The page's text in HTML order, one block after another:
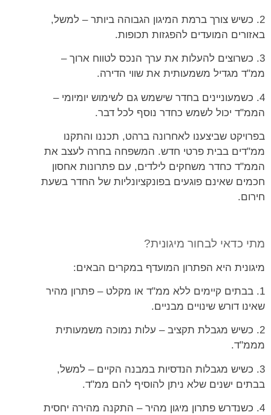
2. כשיש צורך ברמת המיגון הגבוהה ביותר – למשל,
באזורים המועדים להפגזות תכופות.
3. כשרוצים להעלות את ערך הנכס לטווח ארוך –
ממ"ד מגדיל משמעותית את שווי הדירה.
4. כשמעוניינים בחדר שישמש גם לשימוש יומיומי –
הממ"ד יכול לשמש כחדר נוסף לכל דבר.
בפרויקט שביצענו לאחרונה ברהט, תכננו והתקנו
ממ"דים בבית פרטי חדש. המשפחה בחרה לעצב את
הממ"ד כחדר משחקים לילדים, עם פתרונות אחסון
חכמים שאינם פוגעים בפונקציונליות של החדר בשעת
חירום.
מתי כדאי לבחור מיגונית?
מיגונית היא הפתרון המועדף במקרים הבאים:
1. בבתים קיימים ללא ממ"ד או מקלט – פתרון מהיר
שאינו דורש שינויים מבניים.
2. כשיש מגבלת תקציב – עלות נמוכה משמעותית
מממ"ד.
3. כשיש מגבלות הנדסיות במבנה הקיים – למשל,
בבתים ישנים שלא ניתן להוסיף להם ממ"ד.
4. כשנדרש פתרון מיגון מהיר – התקנה מהירה יחסית